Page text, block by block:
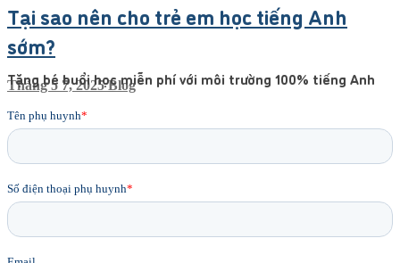
Tại sao nên cho trẻ em học tiếng Anh
sớm?
Tháng 5 7, 2025Blog
Tặng bé buổi học miễn phí với môi trường 100% tiếng Anh